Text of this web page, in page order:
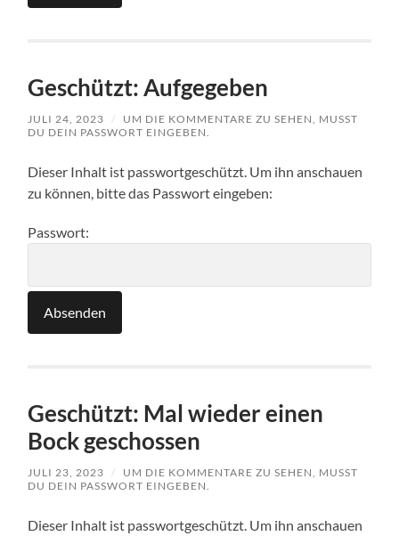
Geschützt: Aufgegeben
JULI 24, 2023 /
UM DIE KOMMENTARE ZU SEHEN, MUSST
DU DEIN PASSWORT EINGEBEN.
Dieser Inhalt ist passwortgeschützt. Um ihn anschauen
zu können, bitte das Passwort eingeben:
Passwort:
Geschützt: Mal wieder einen
Bock geschossen
JULI 23, 2023 /
UM DIE KOMMENTARE ZU SEHEN, MUSST
DU DEIN PASSWORT EINGEBEN.
Dieser Inhalt ist passwortgeschützt. Um ihn anschauen